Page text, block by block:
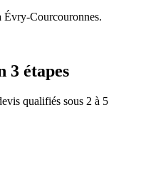
Évry-Courcouronnes.
3 étapes
qualifiés sous 2 à 5